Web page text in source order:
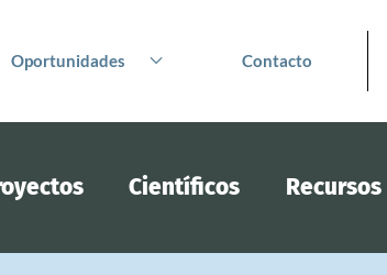
Oportunidades Contacto
Científicos Recursos